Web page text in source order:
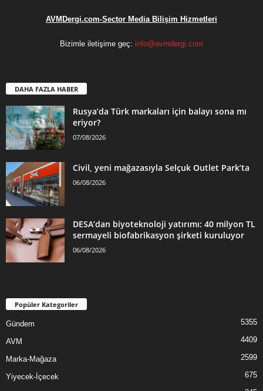
AVMDergi.com-Sector Media Bilişim Hizmetleri
Bizimle iletişime geç: info@avmdergi.com
DAHA FAZLA HABER
Rusya’da Türk markaları için balayı sona mı
eriyor?
07/08/2026
Civil, yeni mağazasıyla Selçuk Outlet Park’ta
06/08/2026
DESA’dan biyoteknoloji yatırımı: 40 milyon TL
sermayeli biofabrikasyon şirketi kuruluyor
06/08/2026
Popüler Kategoriler
Gündem 5355
AVM 4409
Marka-Mağaza 2599
Yiyecek-İçecek 675